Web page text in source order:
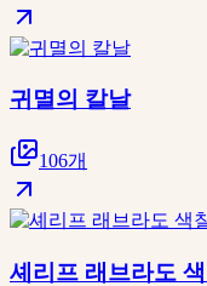
귀멸의 칼날
106개
셰리프 래브라도